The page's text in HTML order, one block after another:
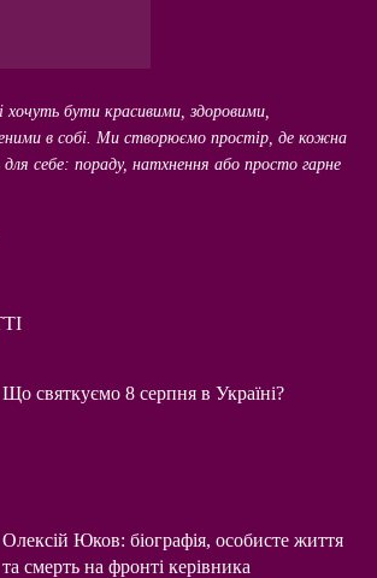
хочуть бути красивими, здоровими,
в собі. Ми створюємо простір, де кожна
себе: пораду, натхнення або просто гарне
Що святкуємо 8 серпня в Україні?
Олексій Юков: біографія, особисте життя
та смерть на фронті керівника